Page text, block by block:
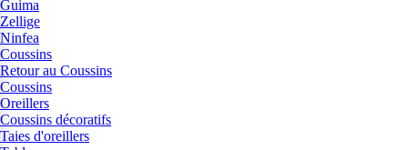
Guima
Zellige
Ninfea
Coussins
Retour au Coussins
Coussins
Oreillers
Coussins décoratifs
Taies d'oreillers